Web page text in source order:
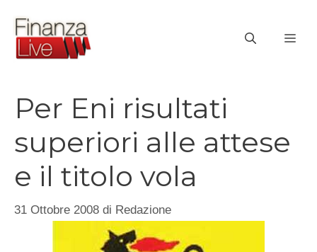
contenuto
Per Eni risultati
superiori alle attese
e il titolo vola
31 Ottobre 2008 di Redazione